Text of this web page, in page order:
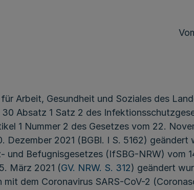
Arbeit, Gesundheit und Soziales des
Absatz 1 Satz 2 des
1 Nummer 2 des Gesetzes vom 22.
Dezember 2021 (BGBl. I S. 5162)
und Befugnisgesetzes (IfSBG-NRW) vom
März 2021 (GV. NRW. S. 312) geändert
mit dem Coronavirus SARS-CoV-2